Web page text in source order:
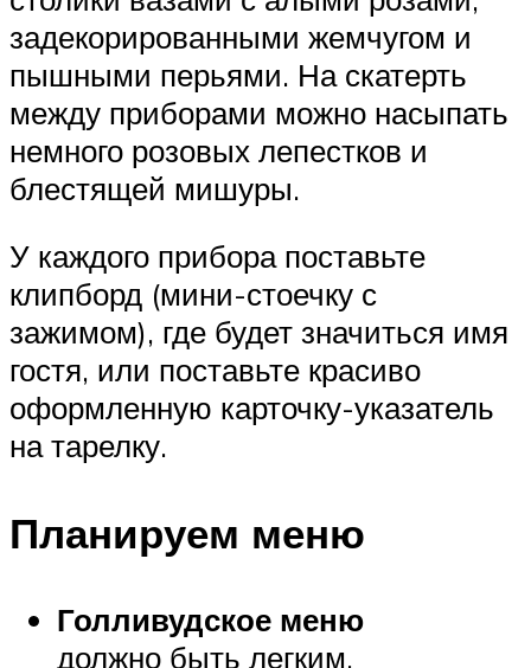
задекорированными жемчугом и
пышными перьями. На скатерть
между приборами можно насыпать
немного розовых лепестков и
блестящей мишуры.
У каждого прибора поставьте
клипборд (мини-стоечку с
зажимом), где будет значиться имя
гостя, или поставьте красиво
оформленную карточку-указатель
на тарелку.
Планируем меню
Голливудское меню
должно быть легким,